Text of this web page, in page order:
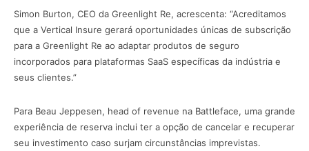
Simon Burton, CEO da Greenlight Re, acrescenta: “Acreditamos
que a Vertical Insure gerará oportunidades únicas de subscrição
para a Greenlight Re ao adaptar produtos de seguro
incorporados para plataformas SaaS específicas da indústria e
seus clientes.”
Para Beau Jeppesen, head of revenue na Battleface, uma grande
experiência de reserva inclui ter a opção de cancelar e recuperar
seu investimento caso surjam circunstâncias imprevistas.